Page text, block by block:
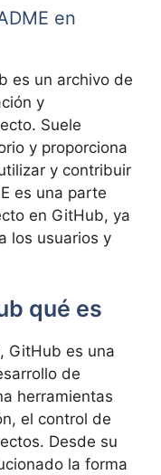
en
es un archivo de
y
Suele
y proporciona
y contribuir
es una parte
en GitHub, ya
los usuarios y
qué es
GitHub es una
de
herramientas
el control de
Desde su
la forma